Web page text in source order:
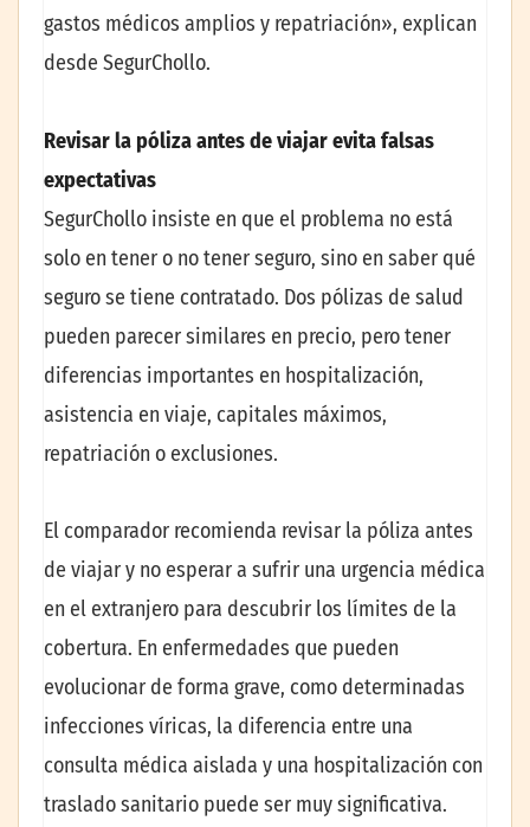
gastos médicos amplios y repatriación», explican
desde SegurChollo.
Revisar la póliza antes de viajar evita falsas
expectativas
SegurChollo insiste en que el problema no está
solo en tener o no tener seguro, sino en saber qué
seguro se tiene contratado. Dos pólizas de salud
pueden parecer similares en precio, pero tener
diferencias importantes en hospitalización,
asistencia en viaje, capitales máximos,
repatriación o exclusiones.
El comparador recomienda revisar la póliza antes
de viajar y no esperar a sufrir una urgencia médica
en el extranjero para descubrir los límites de la
cobertura. En enfermedades que pueden
evolucionar de forma grave, como determinadas
infecciones víricas, la diferencia entre una
consulta médica aislada y una hospitalización con
traslado sanitario puede ser muy significativa.